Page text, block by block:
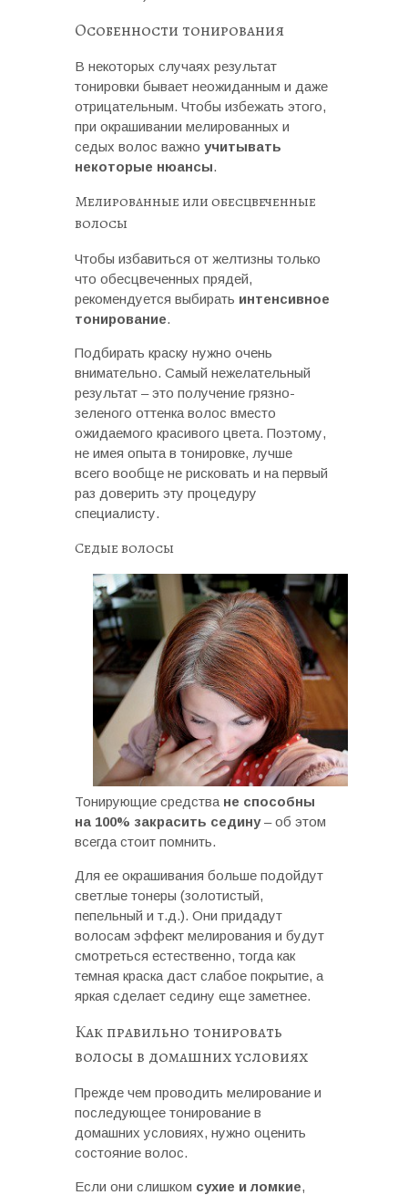
Особенности тонирования
В некоторых случаях результат
тонировки бывает неожиданным и даже
отрицательным. Чтобы избежать этого,
при окрашивании мелированных и
седых волос важно учитывать
некоторые нюансы.
Мелированные или обесцвеченные
волосы
Чтобы избавиться от желтизны только
что обесцвеченных прядей,
рекомендуется выбирать интенсивное
тонирование.
Подбирать краску нужно очень
внимательно. Самый нежелательный
результат – это получение грязно-
зеленого оттенка волос вместо
ожидаемого красивого цвета. Поэтому,
не имея опыта в тонировке, лучше
всего вообще не рисковать и на первый
раз доверить эту процедуру
специалисту.
Седые волосы
Тонирующие средства не способны
на 100% закрасить седину– об этом
всегда стоит помнить.
Для ее окрашивания больше подойдут
светлые тонеры (золотистый,
пепельный и т.д.). Они придадут
волосам эффект мелирования и будут
смотреться естественно, тогда как
темная краска даст слабое покрытие, а
яркая сделает седину еще заметнее.
Как правильно тонировать
волосы в домашних условиях
Прежде чем проводить мелирование и
последующее тонирование в
домашних условиях, нужно оценить
состояние волос.
Если они слишком сухие и ломкие,